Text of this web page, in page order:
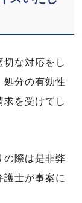
切な対応をし
処分の有効性
求を受けてし
の際は是非弊
護士が事案に